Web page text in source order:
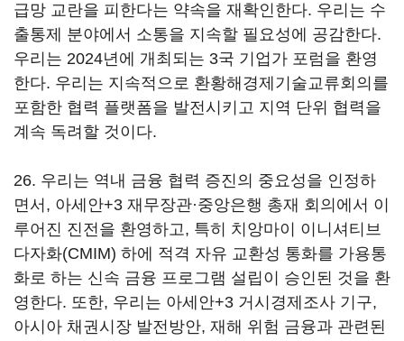
급망 교란을 피한다는 약속을 재확인한다. 우리는 수
출통제 분야에서 소통을 지속할 필요성에 공감한다.
우리는 2024년에 개최되는 3국 기업가 포럼을 환영
한다. 우리는 지속적으로 환황해경제기술교류회의를
포함한 협력 플랫폼을 발전시키고 지역 단위 협력을
계속 독려할 것이다.
26. 우리는 역내 금융 협력 증진의 중요성을 인정하
면서, 아세안+3 재무장관·중앙은행 총재 회의에서 이
루어진 진전을 환영하고, 특히 치앙마이 이니셔티브
다자화(CMIM) 하에 적격 자유 교환성 통화를 가용통
화로 하는 신속 금융 프로그램 설립이 승인된 것을 환
영한다. 또한, 우리는 아세안+3 거시경제조사 기구,
아시아 채권시장 발전방안, 재해 위험 금융과 관련된